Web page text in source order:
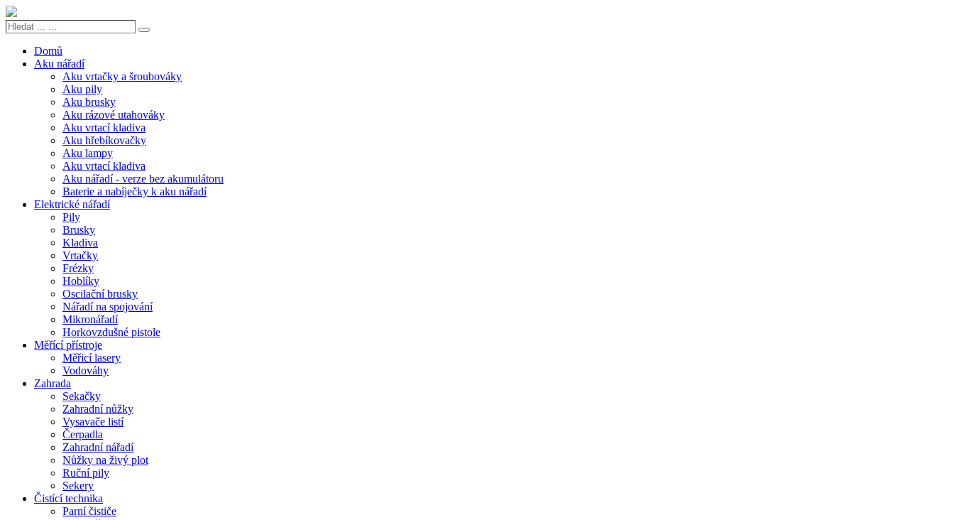
Hledat
Search
Domů
Aku nářadí
Aku vrtačky a šroubováky
Aku pily
Aku brusky
Aku rázové utahováky
Aku vrtací kladiva
Aku hřebíkovačky
Aku lampy
Aku vrtací kladiva
Aku nářadí - verze bez akumulátoru
Baterie a nabíječky k aku nářadí
Elektrické nářadí
Pily
Brusky
Kladiva
Vrtačky
Frézky
Hoblíky
Oscilační brusky
Nářadí na spojování
Mikronářadí
Horkovzdušné pistole
Měřící přístroje
Měřicí lasery
Vodováhy
Zahrada
Sekačky
Zahradní nůžky
Vysavače listí
Čerpadla
Zahradní nářadí
Nůžky na živý plot
Ruční pily
Sekery
Čistící technika
Parní čističe